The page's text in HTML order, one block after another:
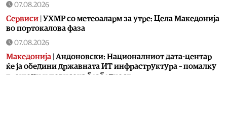
07.08.2026
Сервиси УХМР со метеоаларм за утре: Цела Македонија
во портокалова фаза
07.08.2026
Македонија Андоновски: Националниот дата-центар
ќе ја обедини државната ИТ инфраструктура – помалку
трошоци и повисока безбедност